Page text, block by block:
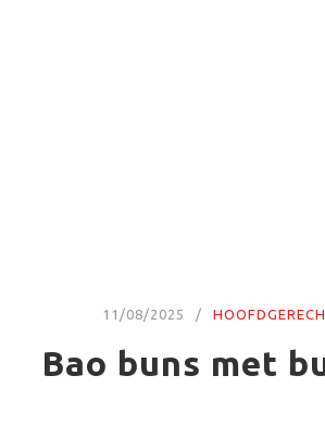
11/08/2025
Bao buns met